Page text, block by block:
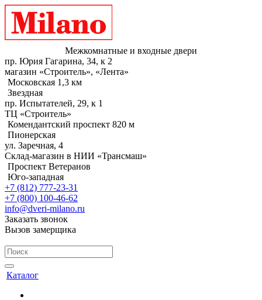
Межкомнатные и входные двери
пр. Юрия Гагарина, 34, к 2
магазин «Строитель», «Лента»
Московская 1,3 км
Звездная
пр. Испытателей, 29, к 1
ТЦ «Строитель»
Комендантский проспект 820 м
Пионерская
ул. Заречная, 4
Склад-магазин в НИИ «Трансмаш»
Проспект Ветеранов
Юго-западная
+7 (812) 777-23-31
+7 (800) 100-46-62
info@dveri-milano.ru
Заказать звонок
Вызов замерщика
Каталог